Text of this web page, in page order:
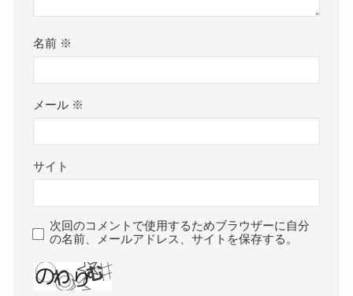
名前 ※
メール ※
サイト
次回のコメントで使用するためブラウザーに自分
の名前、メールアドレス、サイトを保存する。